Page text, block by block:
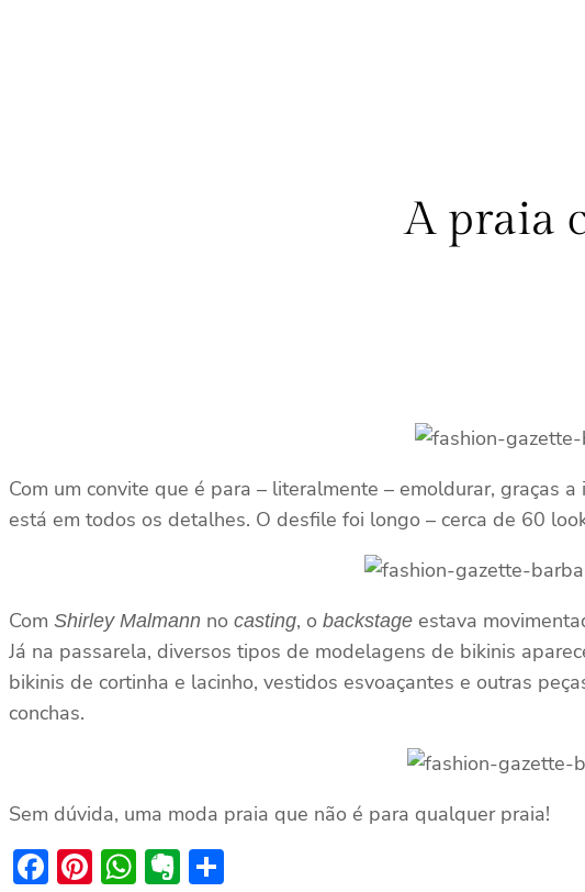
A praia
Com um convite que é para – literalmente – emoldurar, graças
está em todos os detalhes. O desfile foi longo – cerca de 60
Com Shirley Malmann no casting, o backstage estava
Já na passarela, diversos tipos de modelagens de bikinis
bikinis de cortinha e lacinho, vestidos esvoaçantes e outras
conchas.
Sem dúvida, uma moda praia que não é para qualquer praia!
Facebook
Pinterest
WhatsApp
Evernote